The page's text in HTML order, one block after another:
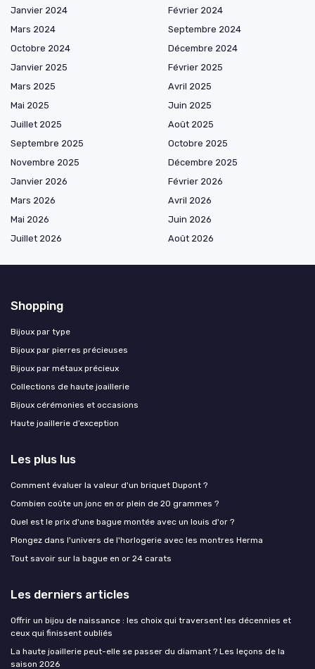
Janvier 2024
Février 2024
Mars 2024
Septembre 2024
Octobre 2024
Décembre 2024
Janvier 2025
Février 2025
Mars 2025
Avril 2025
Mai 2025
Juin 2025
Juillet 2025
Août 2025
Septembre 2025
Octobre 2025
Novembre 2025
Décembre 2025
Janvier 2026
Février 2026
Mars 2026
Avril 2026
Mai 2026
Juin 2026
Juillet 2026
Août 2026
Shopping
Bijoux par type
Bijoux par pierres précieuses
Bijoux par métaux précieux
Collections de haute joaillerie
Bijoux cérémonies et occasions
Haute joaillerie d’exception
Les plus lus
Comment évaluer la valeur d'un briquet Dupont ?
Combien coûte un jonc en or plein de 20 grammes ?
Quel est le prix d'une bague montée avec un louis d'or ?
Plongez dans l'univers de l'horlogerie avec les montres Herma
Tout savoir sur la bague en or 24 carats
Les derniers articles
Offrir un bijou de naissance : les choix qui traversent les décennies et
ceux qui finissent oubliés
La haute joaillerie peut-elle se passer du diamant ? Les leçons de la
saison 2026